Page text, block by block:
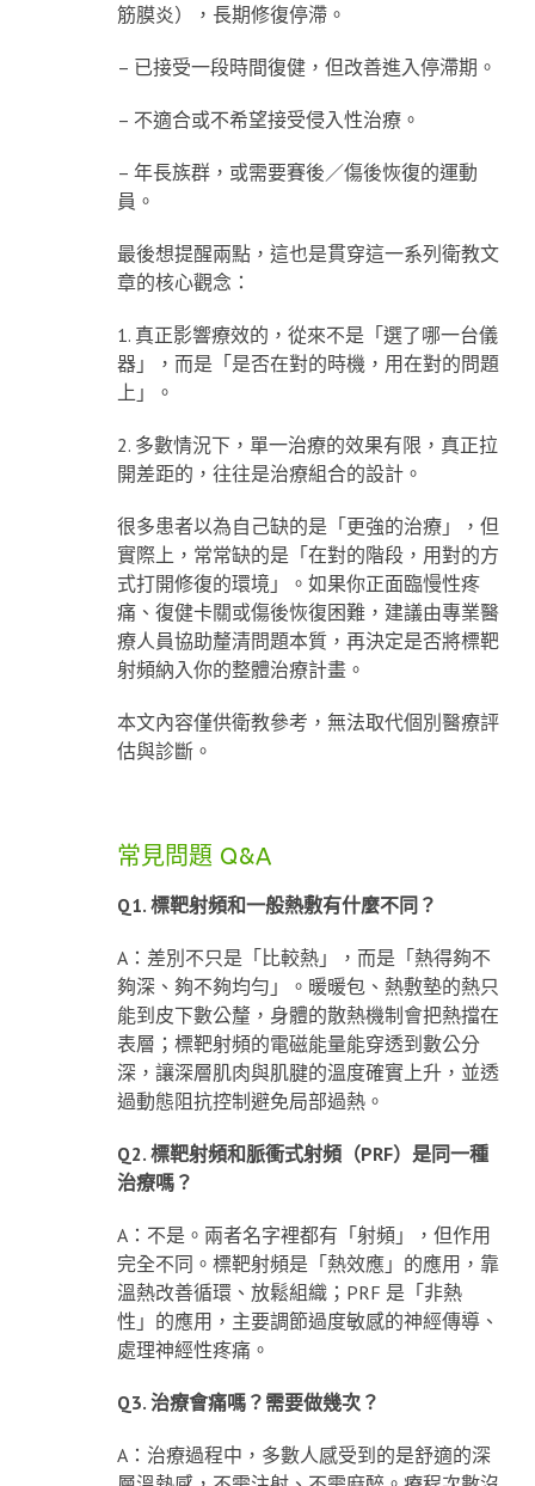
筋膜炎），長期修復停滯。
– 已接受一段時間復健，但改善進入停滯期。
– 不適合或不希望接受侵入性治療。
– 年長族群，或需要賽後／傷後恢復的運動
員。
最後想提醒兩點，這也是貫穿這一系列衛教文
章的核心觀念：
1. 真正影響療效的，從來不是「選了哪一台儀
器」，而是「是否在對的時機，用在對的問題
上」。
2. 多數情況下，單一治療的效果有限，真正拉
開差距的，往往是治療組合的設計。
很多患者以為自己缺的是「更強的治療」，但
實際上，常常缺的是「在對的階段，用對的方
式打開修復的環境」。如果你正面臨慢性疼
痛、復健卡關或傷後恢復困難，建議由專業醫
療人員協助釐清問題本質，再決定是否將標靶
射頻納入你的整體治療計畫。
本文內容僅供衛教參考，無法取代個別醫療評
估與診斷。
常見問題 Q&A
Q1. 標靶射頻和一般熱敷有什麼不同？
A：差別不只是「比較熱」，而是「熱得夠不
夠深、夠不夠均勻」。暖暖包、熱敷墊的熱只
能到皮下數公釐，身體的散熱機制會把熱擋在
表層；標靶射頻的電磁能量能穿透到數公分
深，讓深層肌肉與肌腱的溫度確實上升，並透
過動態阻抗控制避免局部過熱。
Q2. 標靶射頻和脈衝式射頻（PRF）是同一種
治療嗎？
A：不是。兩者名字裡都有「射頻」，但作用
完全不同。標靶射頻是「熱效應」的應用，靠
溫熱改善循環、放鬆組織；PRF 是「非熱
性」的應用，主要調節過度敏感的神經傳導、
處理神經性疼痛。
Q3. 治療會痛嗎？需要做幾次？
A：治療過程中，多數人感受到的是舒適的深